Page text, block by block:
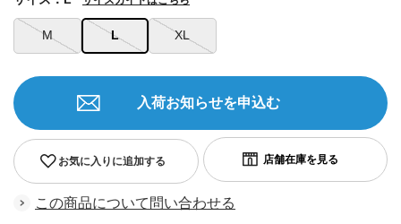
M L XL
お気に入りに追加する
入荷お知らせを申込む
この商品について問い合わせる